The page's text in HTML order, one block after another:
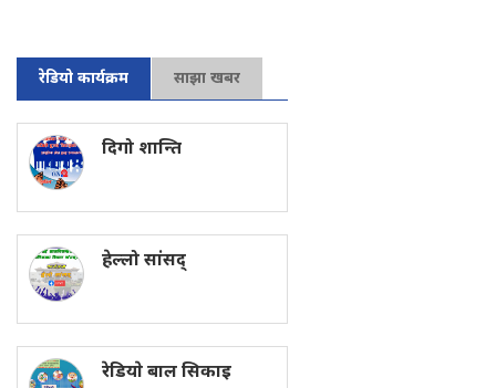
रेडियो कार्यक्रम साझा खबर
दिगो शान्ति
हेल्लो सांसद्
रेडियाे बाल सिकाइ